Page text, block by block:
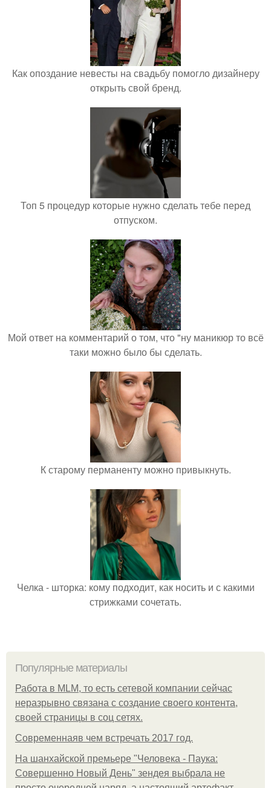
Как опоздание невесты на свадьбу помогло дизайнеру
открыть свой бренд.
Топ 5 процедур которые нужно сделать тебе перед
отпуском.
Мой ответ на комментарий о том, что "ну маникюр то всё
таки можно было бы сделать.
К старому перманенту можно привыкнуть.
Челка - шторка: кому подходит, как носить и с какими
стрижками сочетать.
Популярные материалы
Работа в MLM, то есть сетевой компании сейчас
неразрывно связана с создание своего контента,
своей страницы в соц сетях.
Современнаяв чем встречать 2017 год.
На шанхайской премьере "Человека - Паука:
Совершенно Новый День" зендея выбрала не